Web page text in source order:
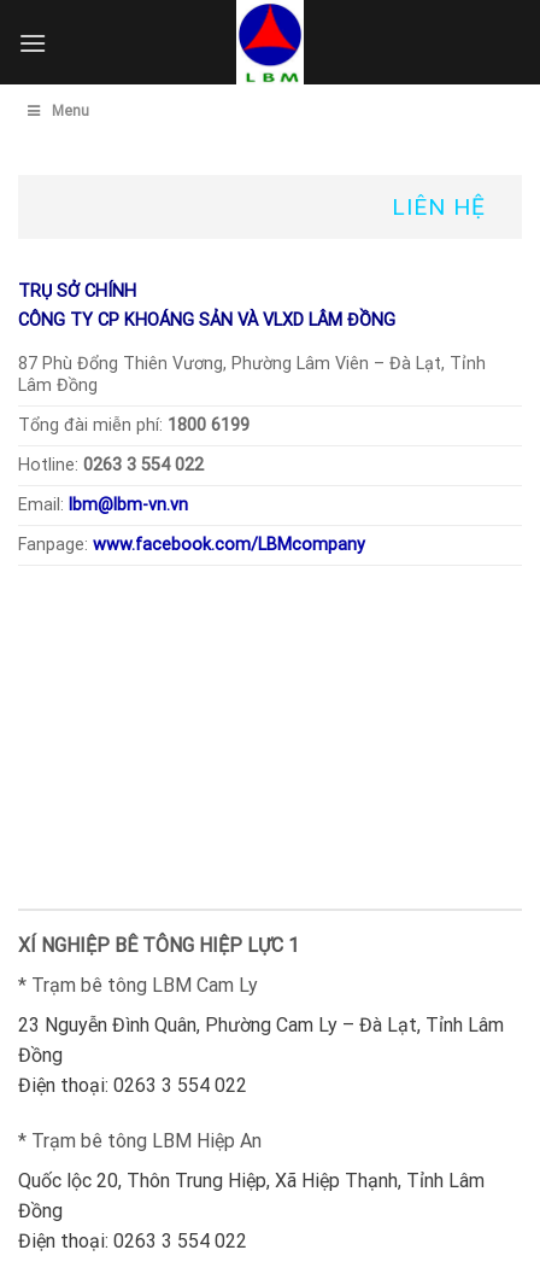
Menu
LIÊN HỆ
TRỤ SỞ CHÍNH
CÔNG TY CP KHOÁNG SẢN VÀ VLXD LÂM ĐỒNG
87 Phù Đổng Thiên Vương, Phường Lâm Viên – Đà Lạt, Tỉnh
Lâm Đồng
Tổng đài miễn phí: 1800 6199
Hotline: 0263 3 554 022
Email: lbm@lbm-vn.vn
Fanpage: www.facebook.com/LBMcompany
XÍ NGHIỆP BÊ TÔNG HIỆP LỰC 1
* Trạm bê tông LBM Cam Ly
23 Nguyễn Đình Quân, Phường Cam Ly – Đà Lạt, Tỉnh Lâm
Đồng
Điện thoại: 0263 3 554 022
* Trạm bê tông LBM Hiệp An
Quốc lộc 20, Thôn Trung Hiệp, Xã Hiệp Thạnh, Tỉnh Lâm
Đồng
Điện thoại: 0263 3 554 022